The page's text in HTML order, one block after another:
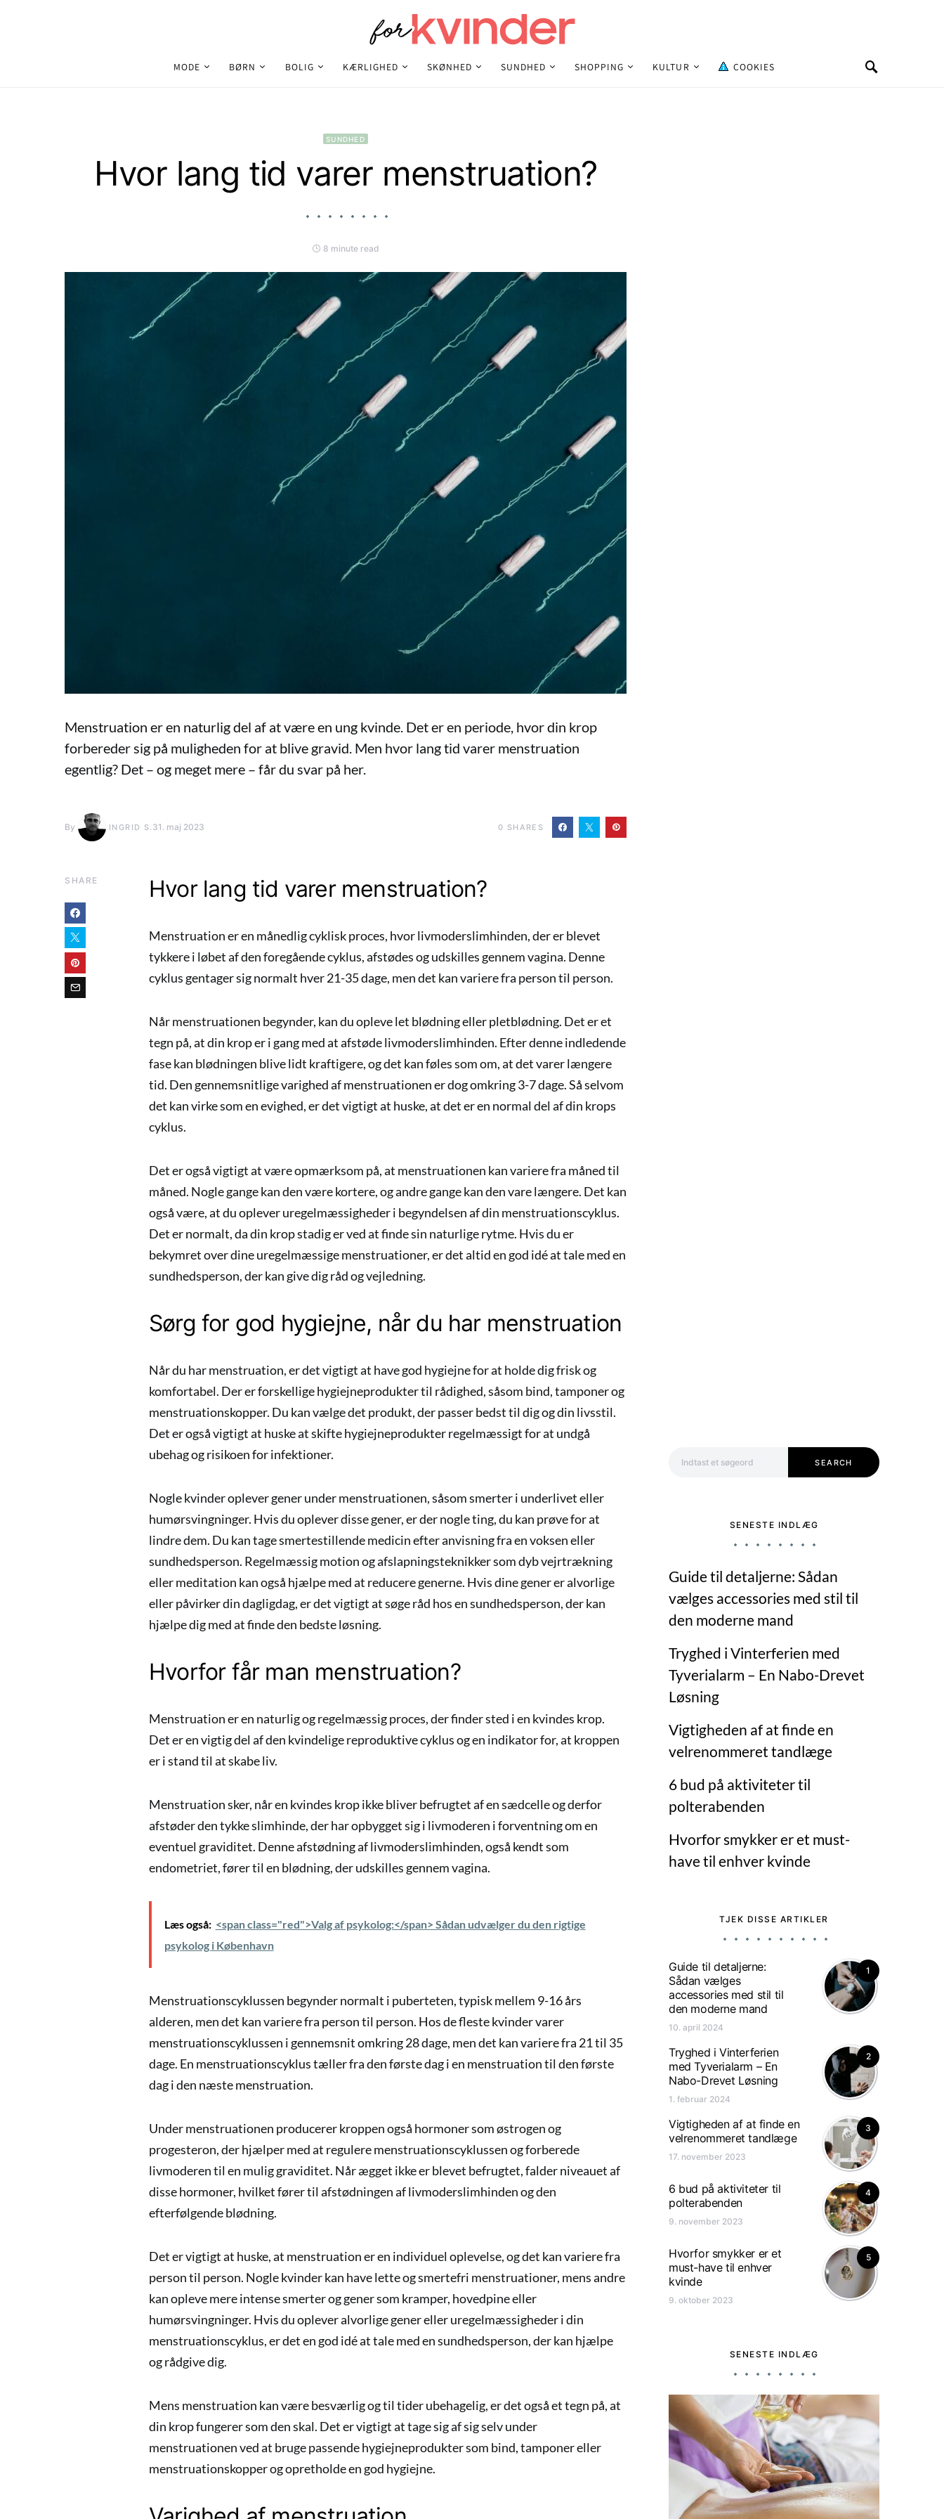
MODE BØRN BOLIG KÆRLIGHED SKØNHED SUNDHED SHOPPING KULTUR COOKIES
SUNDHED
Hvor lang tid varer menstruation?
8 minute read
Menstruation er en naturlig del af at være en ung kvinde. Det er en periode, hvor din krop
forbereder sig på muligheden for at blive gravid. Men hvor lang tid varer menstruation
egentlig? Det – og meget mere – får du svar på her.
By INGRID S. 31. maj 2023 0 SHARES
SHARE Hvor lang tid varer menstruation?
Menstruation er en månedlig cyklisk proces, hvor livmoderslimhinden, der er blevet
tykkere i løbet af den foregående cyklus, afstødes og udskilles gennem vagina. Denne
cyklus gentager sig normalt hver 21-35 dage, men det kan variere fra person til person.
Når menstruationen begynder, kan du opleve let blødning eller pletblødning. Det er et
tegn på, at din krop er i gang med at afstøde livmoderslimhinden. Efter denne indledende
fase kan blødningen blive lidt kraftigere, og det kan føles som om, at det varer længere
tid. Den gennemsnitlige varighed af menstruationen er dog omkring 3-7 dage. Så selvom
det kan virke som en evighed, er det vigtigt at huske, at det er en normal del af din krops
cyklus.
Det er også vigtigt at være opmærksom på, at menstruationen kan variere fra måned til
måned. Nogle gange kan den være kortere, og andre gange kan den vare længere. Det kan
også være, at du oplever uregelmæssigheder i begyndelsen af din menstruationscyklus.
Det er normalt, da din krop stadig er ved at finde sin naturlige rytme. Hvis du er
bekymret over dine uregelmæssige menstruationer, er det altid en god idé at tale med en
sundhedsperson, der kan give dig råd og vejledning.
Sørg for god hygiejne, når du har menstruation
Når du har menstruation, er det vigtigt at have god hygiejne for at holde dig frisk og
komfortabel. Der er forskellige hygiejneprodukter til rådighed, såsom bind, tamponer og
menstruationskopper. Du kan vælge det produkt, der passer bedst til dig og din livsstil.
Det er også vigtigt at huske at skifte hygiejneprodukter regelmæssigt for at undgå
ubehag og risikoen for infektioner.
Nogle kvinder oplever gener under menstruationen, såsom smerter i underlivet eller
humørsvingninger. Hvis du oplever disse gener, er der nogle ting, du kan prøve for at
lindre dem. Du kan tage smertestillende medicin efter anvisning fra en voksen eller
sundhedsperson. Regelmæssig motion og afslapningsteknikker som dyb vejrtrækning
eller meditation kan også hjælpe med at reducere generne. Hvis dine gener er alvorlige
eller påvirker din dagligdag, er det vigtigt at søge råd hos en sundhedsperson, der kan
hjælpe dig med at finde den bedste løsning.
Hvorfor får man menstruation?
Menstruation er en naturlig og regelmæssig proces, der finder sted i en kvindes krop.
Det er en vigtig del af den kvindelige reproduktive cyklus og en indikator for, at kroppen
er i stand til at skabe liv.
Menstruation sker, når en kvindes krop ikke bliver befrugtet af en sædcelle og derfor
afstøder den tykke slimhinde, der har opbygget sig i livmoderen i forventning om en
eventuel graviditet. Denne afstødning af livmoderslimhinden, også kendt som
endometriet, fører til en blødning, der udskilles gennem vagina.
Læs også: <span class="red">Valg af psykolog:</span> Sådan udvælger du den rigtige
psykolog i København
Menstruationscyklussen begynder normalt i puberteten, typisk mellem 9-16 års
alderen, men det kan variere fra person til person. Hos de fleste kvinder varer
menstruationscyklussen i gennemsnit omkring 28 dage, men det kan variere fra 21 til 35
dage. En menstruationscyklus tæller fra den første dag i en menstruation til den første
dag i den næste menstruation.
Under menstruationen producerer kroppen også hormoner som østrogen og
progesteron, der hjælper med at regulere menstruationscyklussen og forberede
livmoderen til en mulig graviditet. Når ægget ikke er blevet befrugtet, falder niveauet af
disse hormoner, hvilket fører til afstødningen af livmoderslimhinden og den
efterfølgende blødning.
Det er vigtigt at huske, at menstruation er en individuel oplevelse, og det kan variere fra
person til person. Nogle kvinder kan have lette og smertefri menstruationer, mens andre
kan opleve mere intense smerter og gener som kramper, hovedpine eller
humørsvingninger. Hvis du oplever alvorlige gener eller uregelmæssigheder i din
menstruationscyklus, er det en god idé at tale med en sundhedsperson, der kan hjælpe
og rådgive dig.
Mens menstruation kan være besværlig og til tider ubehagelig, er det også et tegn på, at
din krop fungerer som den skal. Det er vigtigt at tage sig af sig selv under
menstruationen ved at bruge passende hygiejneprodukter som bind, tamponer eller
menstruationskopper og opretholde en god hygiejne.
SEARCH
SENESTE INDLÆG
Guide til detaljerne: Sådan
vælges accessories med stil til
den moderne mand
Tryghed i Vinterferien med
Tyverialarm – En Nabo-Drevet
Løsning
Vigtigheden af ​​at finde en
velrenommeret tandlæge
6 bud på aktiviteter til
polterabenden
Hvorfor smykker er et must-
have til enhver kvinde
TJEK DISSE ARTIKLER
1
Guide til detaljerne:
Sådan vælges
accessories med stil til
den moderne mand
10. april 2024
2
Tryghed i Vinterferien
med Tyverialarm – En
Nabo-Drevet Løsning
1. februar 2024
3
Vigtigheden af ​​at finde en
velrenommeret tandlæge
17. november 2023
4
6 bud på aktiviteter til
polterabenden
9. november 2023
5
Hvorfor smykker er et
must-have til enhver
kvinde
9. oktober 2023
SENESTE INDLÆG